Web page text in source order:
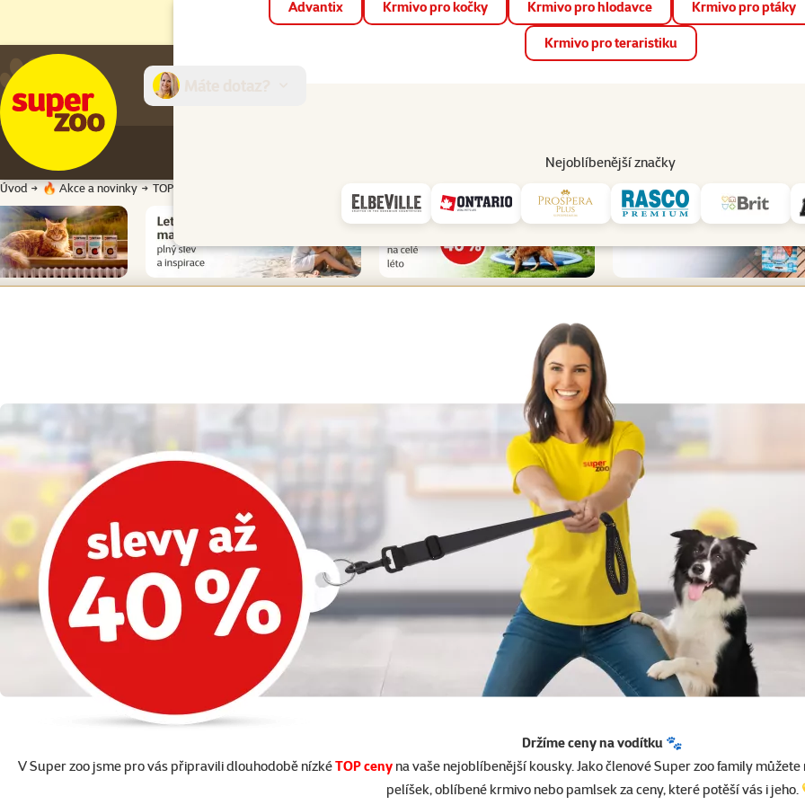
📱 Stáhněte si novou aplikaci Super zoo.Více informací
Advantix Krmivo pro kočky Krmivo pro hlodavce Krmivo pro ptáky
Krmivo pro teraristiku
Nejoblíbenější značky
Prodejny Služby
Úvod 🔥 Akce a novinky TOP cena
Držíme ceny na vodítku 🐾
V Super zoo jsme pro vás připravili dlouhodobě nízkéTOP ceny na vaše nejoblíbenější kousky. Jako členové Super zoo family
pelíšek, oblíbené krmivo nebo pamlsek za ceny, které potěší vás i jeho.